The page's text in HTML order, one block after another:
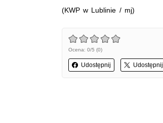
(KWP w Lublinie / mj)
Ocena: 0/5 (0)
Udostępnij Udostępnij